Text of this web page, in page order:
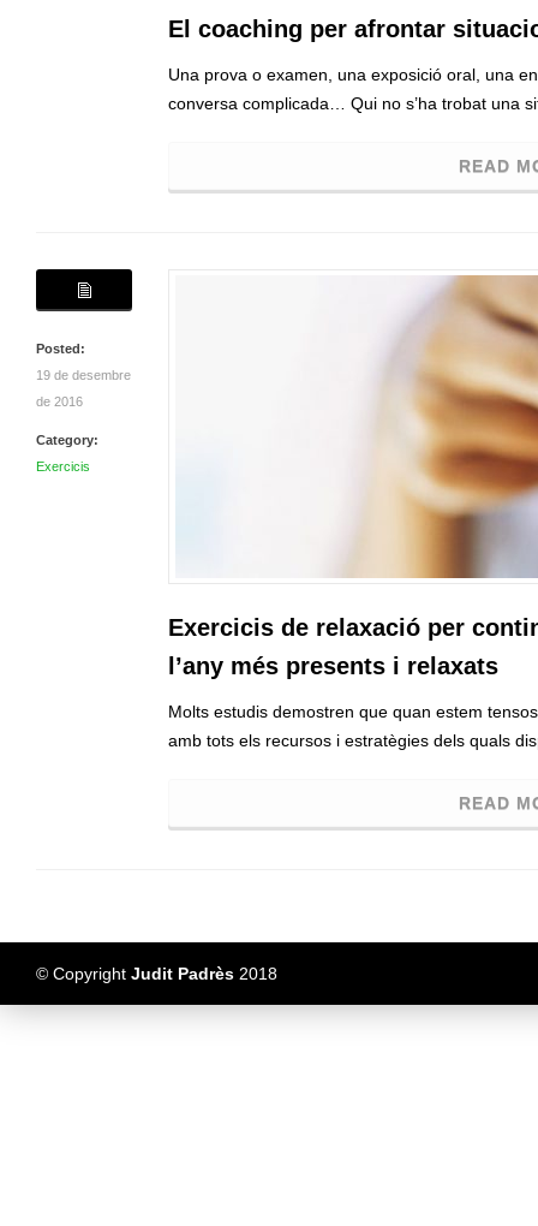
El coaching per afrontar
Una prova o examen, una exposició oral, una
conversa complicada… Qui no s’ha trobat una
READ
Posted:
19 de desembre
de 2016
Category:
Exercicis
Exercicis de relaxació per
l’any més presents i relaxats
Molts estudis demostren que quan estem
amb tots els recursos i estratègies dels quals
READ
© Copyright Judit Padrès 2018